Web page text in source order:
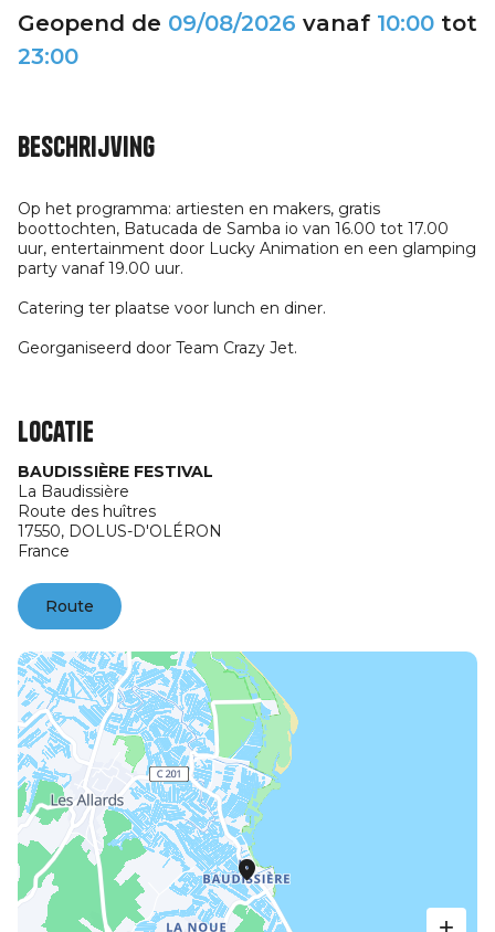
Geopend de 09/08/2026 vanaf 10:00 tot
23:00
Beschrijving
Op het programma: artiesten en makers, gratis
boottochten, Batucada de Samba io van 16.00 tot 17.00
uur, entertainment door Lucky Animation en een glamping
party vanaf 19.00 uur.
Catering ter plaatse voor lunch en diner.
Georganiseerd door Team Crazy Jet.
Locatie
BAUDISSIÈRE FESTIVAL
La Baudissière
Route des huîtres
17550, DOLUS-D'OLÉRON
France
Route